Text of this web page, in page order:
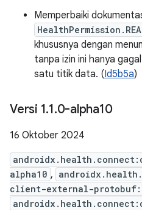
Memperbaiki
khususnya dengan
tanpa izin ini hanya
satu titik data. (Id5b5a)
Versi 1.1.0-alpha10
16 Oktober 2024
alpha10 ,
client-external-